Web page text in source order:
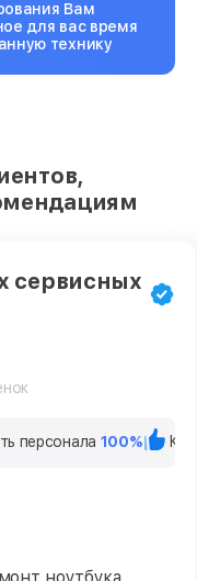
Вам
для вас время
технику
сервисных
персонала 100%